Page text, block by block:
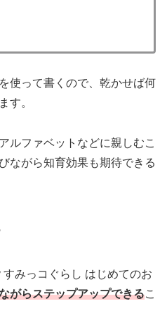
使って書くので、乾かせば何
す。
ルファベットなどに親しむこ
ながら知育効果も期待できる
みっコぐらし はじめてのお
がらステップアップできるこ